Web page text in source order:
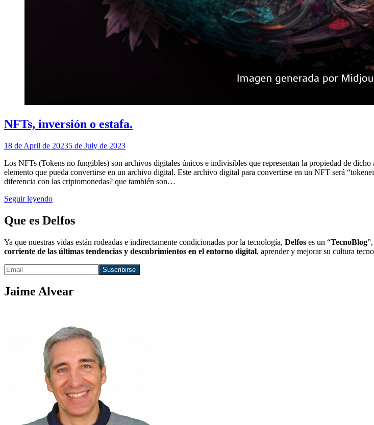
NFTs, inversión o estafa.
18 de April de 20235 de July de 2023
Los NFTs (Tokens no fungibles) son archivos digitales únicos e indivisibles que representan la propiedad de
elemento que pueda convertirse en un archivo digital. Este archivo digital para convertirse en un NFT será
diferencia con las criptomonedas? que también son…
Seguir leyendo
Que es Delfos
Ya que nuestras vidas están rodeadas e indirectamente condicionadas por la tecnología, Delfos es un “TecnoBlog
corriente de las últimas tendencias y descubrimientos en el entorno digital, aprender y mejorar su cultura
Jaime Alvear